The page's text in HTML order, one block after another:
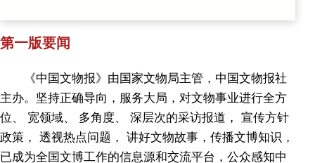
第一版要闻
《中国文物报》由国家文物局主管，中国文物报社
主办。坚持正确导向，服务大局，对文物事业进行全方
位、 宽领域、 多角度、 深层次的采访报道， 宣传方针
政策， 透视热点问题， 讲好文物故事，传播文博知识，
已成为全国文博工作的信息源和交流平台，公众感知中